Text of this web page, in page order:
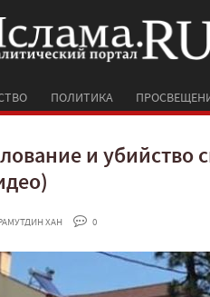
ПОЛИТИКА
и убийство
ХАН 0